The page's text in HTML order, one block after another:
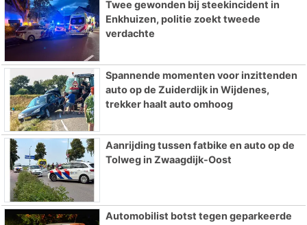
Twee gewonden bij steekincident in
Enkhuizen, politie zoekt tweede
verdachte
Spannende momenten voor inzittenden
auto op de Zuiderdijk in Wijdenes,
trekker haalt auto omhoog
Aanrijding tussen fatbike en auto op de
Tolweg in Zwaagdijk-Oost
Automobilist botst tegen geparkeerde